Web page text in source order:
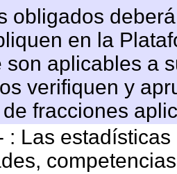
obligados
en la
son aplicables a
verifiquen y
fracciones
: Las